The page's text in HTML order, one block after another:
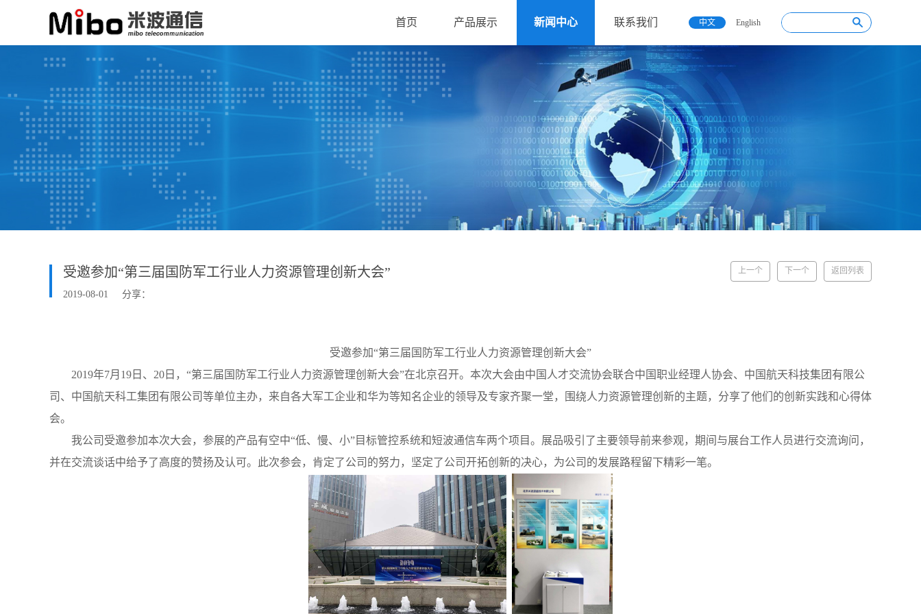
首页 产品展示 新闻中心 联系我们 中文 English
受邀参加“第三届国防军工行业人力资源管理创新大会”
2019-08-01 分享：
上一个 下一个 返回列表
受邀参加“第三届国防军工行业人力资源管理创新大会”
2019年7月19日、20日，“第三届国防军工行业人力资源管理创新大会”在北京召开。本次大会由中国人才交流协会联合中国职业经理人协会、中国航天科技集团有限公
司、中国航天科工集团有限公司等单位主办，来自各大军工企业和华为等知名企业的领导及专家齐聚一堂，围绕人力资源管理创新的主题，分享了他们的创新实践和心得体
会。
我公司受邀参加本次大会，参展的产品有空中“低、慢、小”目标管控系统和短波通信车两个项目。展品吸引了主要领导前来参观，期间与展台工作人员进行交流询问，
并在交流谈话中给予了高度的赞扬及认可。此次参会，肯定了公司的努力，坚定了公司开拓创新的决心，为公司的发展路程留下精彩一笔。